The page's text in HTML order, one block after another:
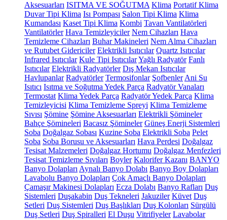
Aksesuarları ISITMA VE SOĞUTMA Klima Portatif Klima
Duvar Tipi Klima Isı Pompası Salon Tipi Klima Klima
Kumandası Kaset Tipi Klima Kombi Tavan Vantilatörleri
Vantilatörler Hava Temizleyiciler Nem Cihazları Hava
Temizleme Cihazları Buhar Makineleri Nem Alma Cihazları
ve Rutubet Gidericiler Elektrikli Isıtıcılar Quartz Isıtıcılar
Infrared Isıtıcılar Kule Tipi IsıtıcılarYağlı Radyatör Fanlı
Isıtıcılar Elektrikli Radyatörler Dış Mekan Isıtıcılar
Havlupanlar Radyatörler Termosifonlar Şofbenler Ani Su
Isıtıcı Isıtma ve Soğutma Yedek Parça Radyatör Vanaları
Termostat Klima Yedek Parça Radyatör Yedek Parça Klima
Temizleyicisi Klima Temizleme Spreyi Klima Temizleme
Sıvısı Şömine Şömine Aksesuarları Elektrikli Şömineler
Bahçe Şömineleri Bacasız Şömineler Güneş Enerji Sistemleri
Soba Doğalgaz Sobası Kuzine Soba Elektrikli Soba Pelet
Soba Soba Borusu ve Aksesuarları Hava Perdesi Doğalgaz
Tesisat Malzemeleri Doğalgaz Hortumu Doğalgaz Menfezleri
Tesisat Temizleme Sıvıları Boyler Kalorifer Kazanı BANYO
Banyo Dolapları Aynalı Banyo Dolabı Banyo Boy Dolapları
Lavabolu Banyo Dolapları Çok Amaçlı Banyo Dolapları
Çamaşır Makinesi Dolapları Ecza Dolabı Banyo Rafları Duş
Sistemleri Duşakabin Duş Tekneleri Jakuziler Küvet Duş
Setleri Duş Sistemleri Duş Başlıkları Duş Kolonları Sürgülü
Duş Setleri Duş Spiralleri El Duşu Vitrifiyeler Lavabolar